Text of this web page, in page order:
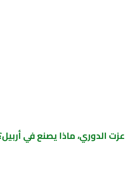
عزت الدوري، ماذا يصنع في